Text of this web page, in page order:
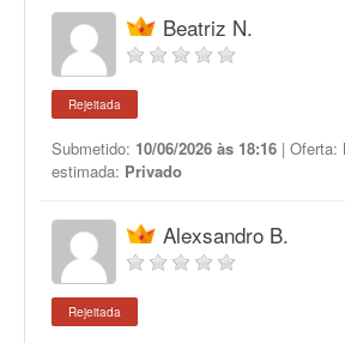
Beatriz N.
Rejeitada
Submetido: 10/06/2026 às 18:16 | Oferta:
estimada: Privado
Alexsandro B.
Rejeitada